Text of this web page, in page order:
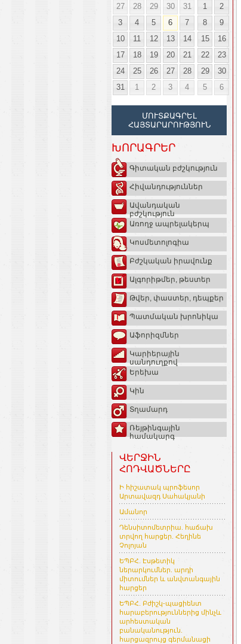
27
28 29 30 31 1
2
3
4 5 6 7 8
9
10
11 12 13 14 15
16
17
18 19 20 21 22
23
24
25 26 27 28 29
30
31
1 2 3 4 5 6
ՄՈՒՏՔԱԳՐԵԼ
ՀԱՅՏԱՐԱՐՈՒԹՅՈՒՆ
ԽՈՐԱԳՐԵՐ
Գիտական բժշկություն
Հիվանդություններ
Ավանդական
բժշկություն
Առողջ ապրելակերպ
Կոսմետոլոգիա
Բժշկական իրավունք
Ալգորիթմեր, թեստեր
Թվեր, փաստեր, դեպքեր
Պատմական խրոնիկա
Աֆորիզմներ
Կարիերային
սանդուղքով
Երեխա
Կին
Տղամարդ
Ռեյթինգային
համակարգ
ՎԵՐՋԻՆ
ՀՈԴՎԱԾՆԵՐԸ
Ի հիշատակ պրոֆեսոր
Արտավազդ Սահակյանի
Ամանոր
Դենսիտոմետրիա. հաճախ
տրվող հարցեր. Հեղինե
Չոլոյան
ԵՊԲՀ. Էսթետիկ
ներարկումներ. արդի
միտումներ և անվտանգային
հարցեր
ԵՊԲՀ. Բժիշկ-պացիենտ
հարաբերություններից մինչև
արհեստական
բանականություն.
հարցազրույց գերմանացի